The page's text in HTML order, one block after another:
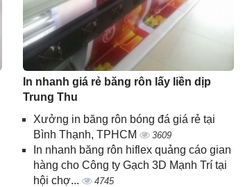
In nhanh giá rẻ băng rôn lấy liền dịp
Trung Thu
Xưởng in băng rôn bóng đá giá rẻ tại
Bình Thạnh, TPHCM
3609
In nhanh băng rôn hiflex quảng cáo gian
hàng cho Công ty Gạch 3D Mạnh Trí tại
hội chợ...
4745